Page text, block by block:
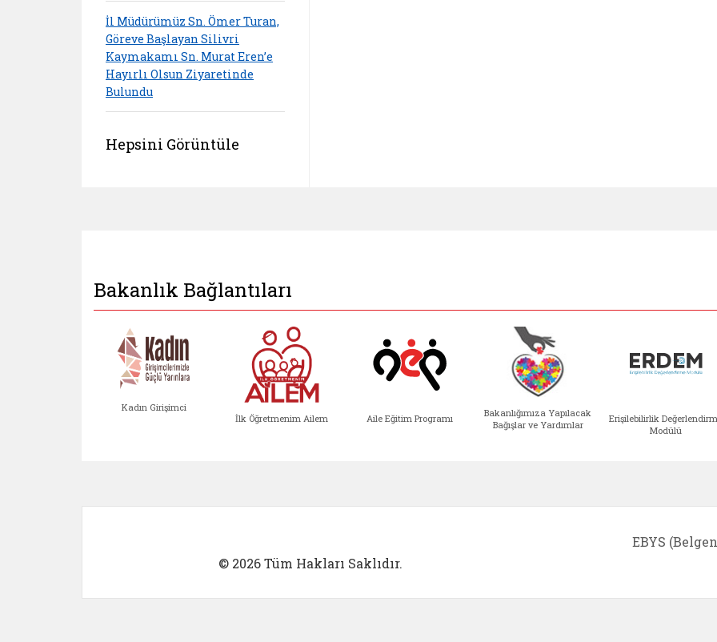
İl Müdürümüz Sn. Ömer Turan,
Göreve Başlayan Silivri
Kaymakamı Sn. Murat Eren’e
Hayırlı Olsun Ziyaretinde
Bulundu
Hepsini Görüntüle
Bakanlık Bağlantıları
Kadın Girişimci
İlk Öğretmenim Ailem Aile Eğitim Programı
Bakanlığımıza Yapılacak
Bağışlar ve Yardımlar
Erişilebilirlik
Modülü
© 2026 Tüm Hakları Saklıdır.
EBYS